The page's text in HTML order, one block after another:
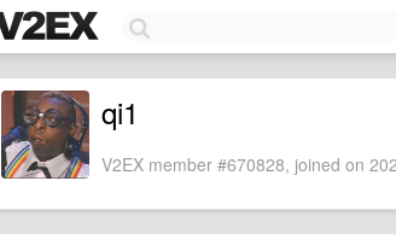
qi1
V2EX member #670828, joined on